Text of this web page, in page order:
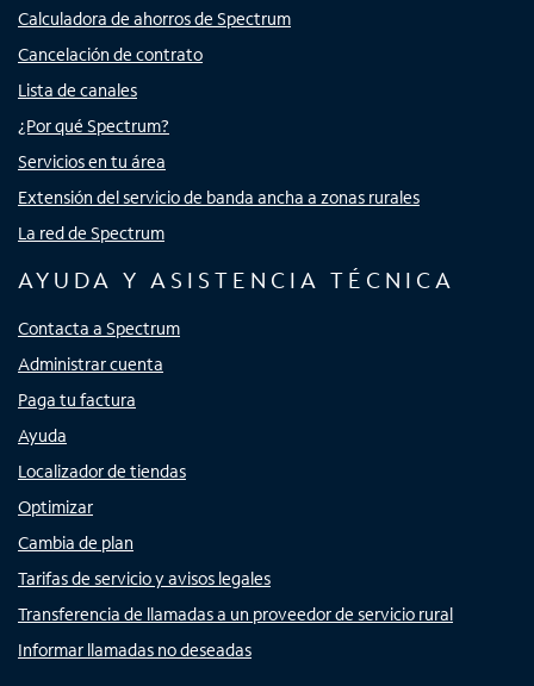
Calculadora de ahorros de Spectrum
Cancelación de contrato
Lista de canales
¿Por qué Spectrum?
Servicios en tu área
Extensión del servicio de banda ancha a zonas rurales
La red de Spectrum
AYUDA Y ASISTENCIA TÉCNICA
Contacta a Spectrum
Administrar cuenta
Paga tu factura
Ayuda
Localizador de tiendas
Optimizar
Cambia de plan
Tarifas de servicio y avisos legales
Transferencia de llamadas a un proveedor de servicio rural
Informar llamadas no deseadas